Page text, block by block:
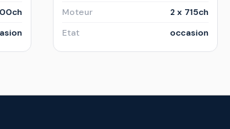
Moteur
2 x 715ch
Etat
occasion